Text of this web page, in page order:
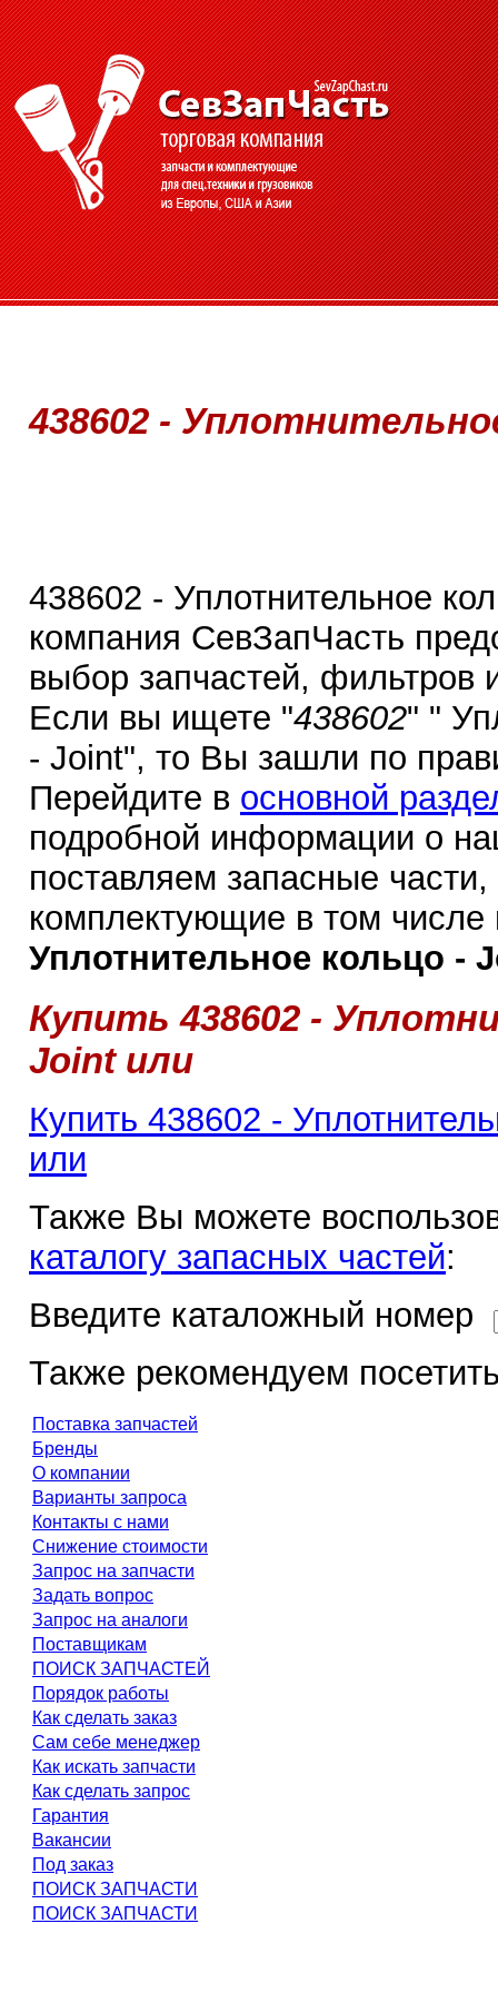
438602 -
438602 - Уплотнительное
компания СевЗапЧасть
выбор запчастей, фильтров
Если вы ищете "438602" "
- Joint", то Вы зашли по
Перейдите в основной
подробной информации о
поставляем запасные
комплектующие в том
Уплотнительное кольцо -
Купить 438602 -
Joint или
Купить 438602 -
или
Также Вы можете
каталогу запасных частей:
Введите каталожный номер
Также рекомендуем
Поставка запчастей
Бренды
О компании
Варианты запроса
Контакты с нами
Снижение стоимости
Запрос на запчасти
Задать вопрос
Запрос на аналоги
Поставщикам
ПОИСК ЗАПЧАСТЕЙ
Порядок работы
Как сделать заказ
Сам себе менеджер
Как искать запчасти
Как сделать запрос
Гарантия
Вакансии
Под заказ
ПОИСК ЗАПЧАСТИ
ПОИСК ЗАПЧАСТИ